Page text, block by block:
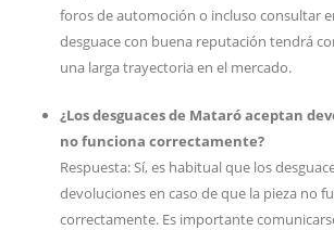
foros de automoción o incluso consultar
desguace con buena reputación tendrá
una larga trayectoria en el mercado.
¿Los desguaces de Mataró aceptan
no funciona correctamente?
Respuesta: Sí, es habitual que los
devoluciones en caso de que la pieza no
correctamente. Es importante